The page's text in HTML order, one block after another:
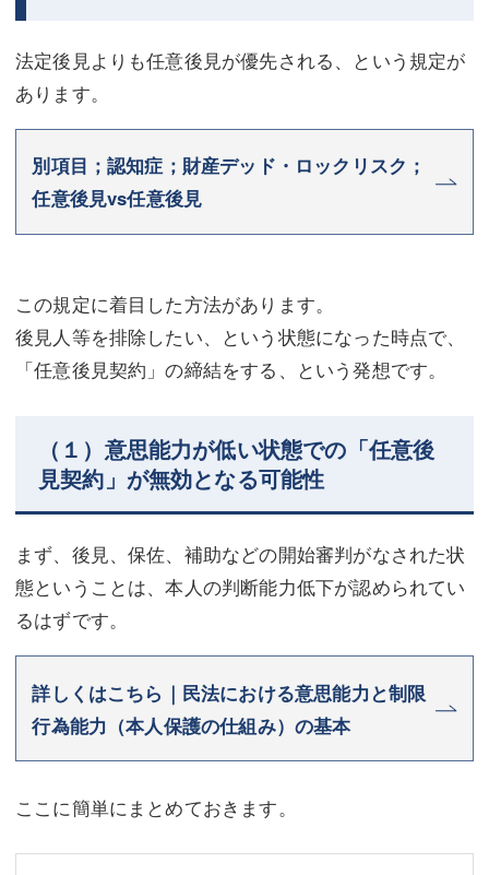
法定後見よりも任意後見が優先される、という規定が
あります。
別項目；認知症；財産デッド・ロックリスク；
任意後見vs任意後見
この規定に着目した方法があります。
後見人等を排除したい、という状態になった時点で、
「任意後見契約」の締結をする、という発想です。
（１）意思能力が低い状態での「任意後
見契約」が無効となる可能性
まず、後見、保佐、補助などの開始審判がなされた状
態ということは、本人の判断能力低下が認められてい
るはずです。
詳しくはこちら｜民法における意思能力と制限
行為能力（本人保護の仕組み）の基本
ここに簡単にまとめておきます。